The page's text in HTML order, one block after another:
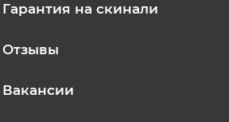
Гарантия на скинали
Отзывы
Вакансии